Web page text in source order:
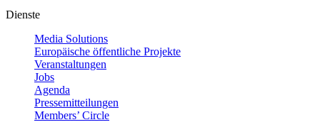
Dienste
Media Solutions
Europäische öffentliche Projekte
Veranstaltungen
Jobs
Agenda
Pressemitteilungen
Members’ Circle